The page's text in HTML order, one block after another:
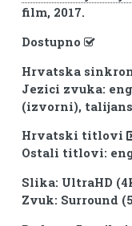
film, 2017.
Dostupno
Hrvatska
Jezici zvuka:
(izvorni),
Hrvatski titlovi
Ostali titlovi:
Slika: UltraHD
Zvuk: Surround